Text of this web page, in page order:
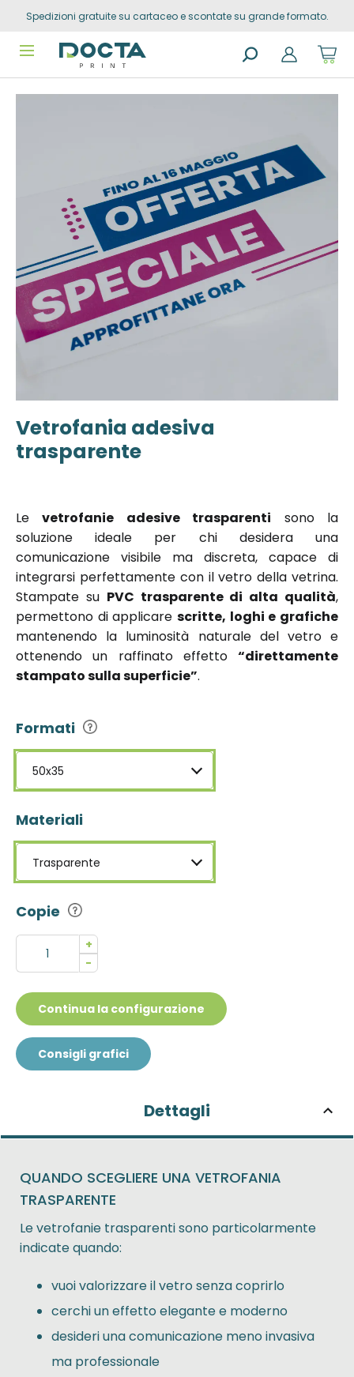
Skip to
Spedizioni gratuite su cartaceo e scontate su grande formato.
Vetrofania adesiva
trasparente
Vai
all'inizio
della
Levetrofanie adesive trasparenti sono la
soluzione ideale per chi desidera una
comunicazione visibile ma discreta, capace di
integrarsi perfettamente con il vetro della vetrina.
Stampate su PVC trasparente di alta qualità,
permettono di applicare scritte, loghi e grafiche
mantenendo la luminosità naturale del vetro e
ottenendo un raffinato effetto “direttamente
stampato sulla superficie”.
Formati
50x35
Materiali
Trasparente
Copie
+
-
Continua la configurazione
Consigli grafici
Dettagli
QUANDO SCEGLIERE UNA VETROFANIA
TRASPARENTE
Le vetrofanie trasparenti sono particolarmente
indicate quando:
vuoi valorizzare il vetro senza coprirlo
cerchi un effetto elegante e moderno
desideri una comunicazione meno invasiva
ma professionale